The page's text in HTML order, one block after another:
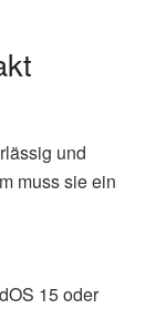
und
muss sie ein
15 oder